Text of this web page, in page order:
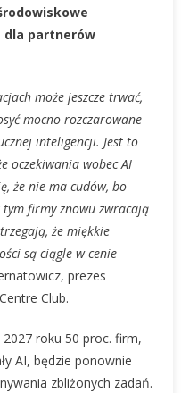
dla partnerów
może jeszcze trwać,
mocno rozczarowane
inteligencji. Jest to
oczekiwania wobec AI
że nie ma cudów, bo
firmy znowu zwracają
że miękkie
są ciągle w cenie –
prezes
Club.
roku 50 proc. firm,
AI, będzie ponownie
zbliżonych zadań.